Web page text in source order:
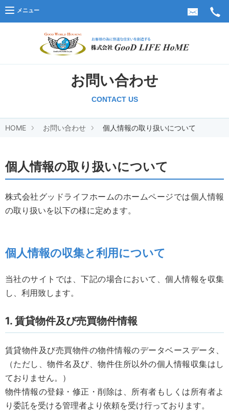
メニュー
お問い合わせ
CONTACT US
HOME お問い合わせ 個人情報の取り扱いについて
個人情報の取り扱いについて
株式会社グッドライフホームのホームページでは個人情報
の取り扱いを以下の様に定めます。
個人情報の収集と利用について
当社のサイトでは、下記の場合において、個人情報を収集
し、利用致します。
1. 賃貸物件及び売買物件情報
賃貸物件及び売買物件の物件情報のデータベースデータ、
（ただし、物件名及び、物件住所以外の個人情報収集はし
ておりません。）
物件情報の登録・修正・削除は、所有者もしくは所有者よ
り委託を受ける管理者より依頼を受け行っております。